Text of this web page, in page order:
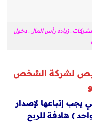
ـ زيادة رأس المال ـ دخول
لشركة الشخص
يجب إتباعها لإصدار
) هادفة للربح